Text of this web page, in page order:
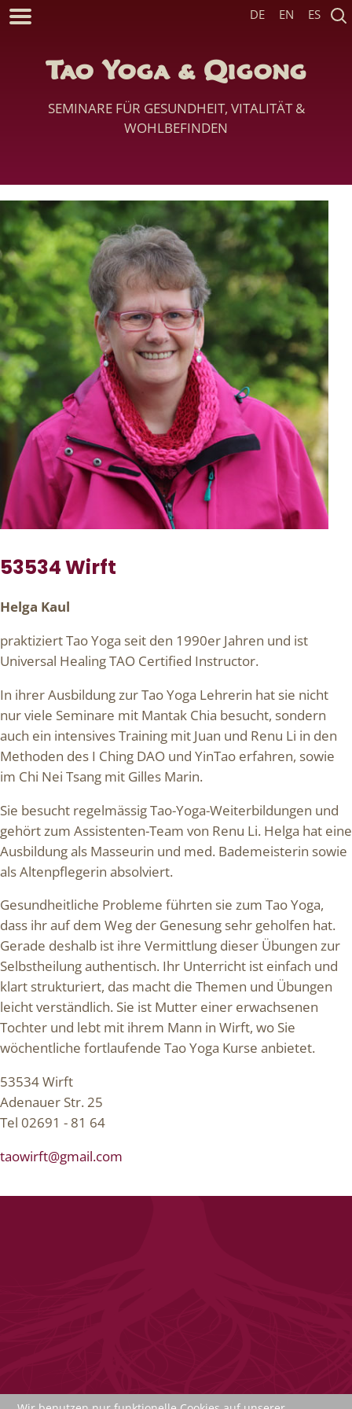
Tao Yoga & Qigong
SEMINARE FÜR GESUNDHEIT, VITALITÄT &
WOHLBEFINDEN
DE EN ES
53534 Wirft
Helga Kaul
praktiziert Tao Yoga seit den 1990er Jahren und ist
Universal Healing TAO Certified Instructor.
In ihrer Ausbildung zur Tao Yoga Lehrerin hat sie nicht
nur viele Seminare mit Mantak Chia besucht, sondern
auch ein intensives Training mit Juan und Renu Li in den
Methoden des I Ching DAO und YinTao erfahren, sowie
im Chi Nei Tsang mit Gilles Marin.
Sie besucht regelmässig Tao-Yoga-Weiterbildungen und
gehört zum Assistenten-Team von Renu Li. Helga hat eine
Ausbildung als Masseurin und med. Bademeisterin sowie
als Altenpflegerin absolviert.
Gesundheitliche Probleme führten sie zum Tao Yoga,
dass ihr auf dem Weg der Genesung sehr geholfen hat.
Gerade deshalb ist ihre Vermittlung dieser Übungen zur
Selbstheilung authentisch. Ihr Unterricht ist einfach und
klart strukturiert, das macht die Themen und Übungen
leicht verständlich. Sie ist Mutter einer erwachsenen
Tochter und lebt mit ihrem Mann in Wirft, wo Sie
wöchentliche fortlaufende Tao Yoga Kurse anbietet.
53534 Wirft
Adenauer Str. 25
Tel 02691 - 81 64
taowirft@gmail.com